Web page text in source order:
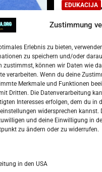
Zustimmung
Erlebnis zu bieten,
zu speichern und/oder
zustimmst, können wir Daten wie
verarbeiten. Wenn du deine
Merkmale und Funktionen
Dritten. Die Datenverarbeitung
Interesses erfolgen, dem du in
widersprechen kannst.
und deine Einwilligung in
zu ändern oder zu widerrufen.
in den USA
EDUKACIJA
Lista
15. Oktober
–
Kalendar